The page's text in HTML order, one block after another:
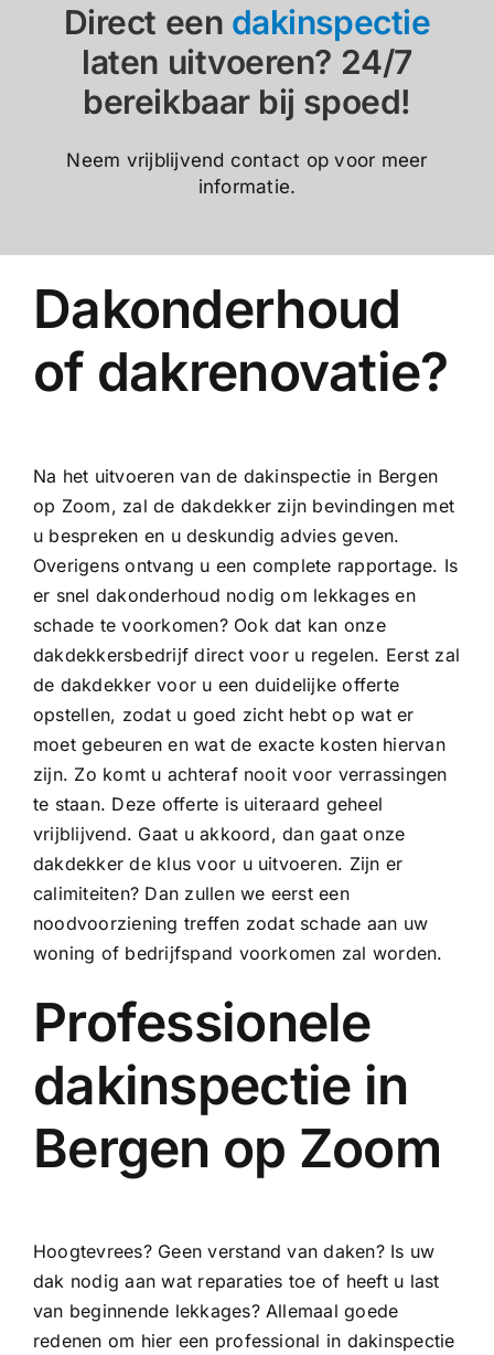
Direct een dakinspectie
laten uitvoeren? 24/7
bereikbaar bij spoed!
Neem vrijblijvend contact op voor meer
informatie.
Dakonderhoud
of dakrenovatie?
Na het uitvoeren van de dakinspectie in Bergen
op Zoom, zal de dakdekker zijn bevindingen met
u bespreken en u deskundig advies geven.
Overigens ontvang u een complete rapportage. Is
er snel dakonderhoud nodig om lekkages en
schade te voorkomen? Ook dat kan onze
dakdekkersbedrijf direct voor u regelen. Eerst zal
de dakdekker voor u een duidelijke offerte
opstellen, zodat u goed zicht hebt op wat er
moet gebeuren en wat de exacte kosten hiervan
zijn. Zo komt u achteraf nooit voor verrassingen
te staan. Deze offerte is uiteraard geheel
vrijblijvend. Gaat u akkoord, dan gaat onze
dakdekker de klus voor u uitvoeren. Zijn er
calimiteiten? Dan zullen we eerst een
noodvoorziening treffen zodat schade aan uw
woning of bedrijfspand voorkomen zal worden.
Professionele
dakinspectie in
Bergen op Zoom
Hoogtevrees? Geen verstand van daken? Is uw
dak nodig aan wat reparaties toe of heeft u last
van beginnende lekkages? Allemaal goede
redenen om hier een professional in dakinspectie